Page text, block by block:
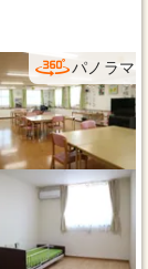
パノラマ